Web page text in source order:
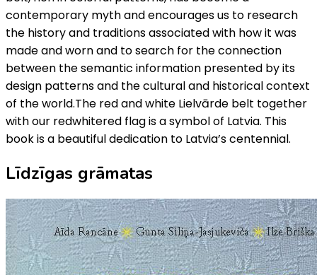
contemporary myth and encourages us to research
the history and traditions associated with how it was
made and worn and to search for the connection
between the semantic information presented by its
design patterns and the cultural and historical context
of the world.The red and white Lielvārde belt together
with our red­white­red flag is a symbol of Latvia. This
book is a beautiful dedication to Latvia’s centennial.
Līdzīgas grāmatas